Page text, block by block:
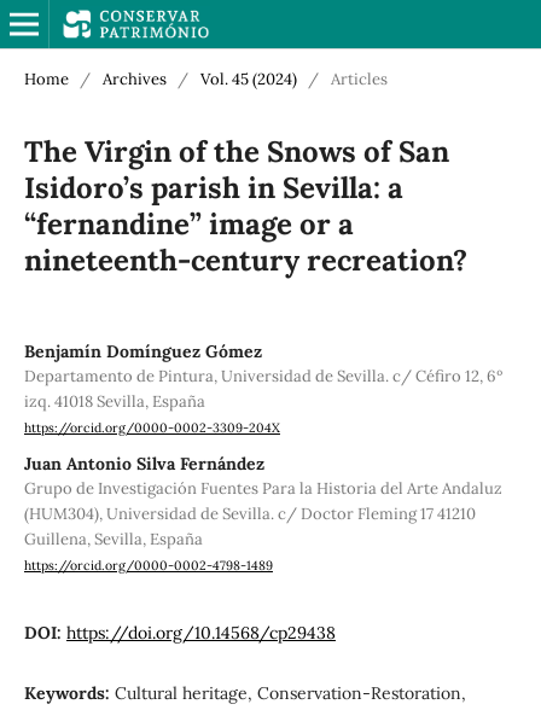
Home / Archives / Vol. 45 (2024) / Articles
The Virgin of the Snows of San
Isidoro’s parish in Sevilla: a
“fernandine” image or a
nineteenth-century recreation?
Benjamín Domínguez Gómez
Departamento de Pintura, Universidad de Sevilla. c/ Céfiro 12, 6º
izq. 41018 Sevilla, España
https://orcid.org/0000-0002-3309-204X
Juan Antonio Silva Fernández
Grupo de Investigación Fuentes Para la Historia del Arte Andaluz
(HUM304), Universidad de Sevilla. c/ Doctor Fleming 17 41210
Guillena, Sevilla, España
https://orcid.org/0000-0002-4798-1489
DOI: https://doi.org/10.14568/cp29438
Keywords: Cultural heritage, Conservation-Restoration,